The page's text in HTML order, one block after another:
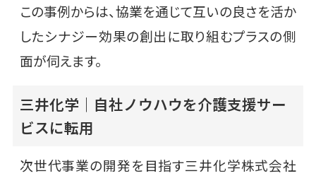
この事例からは、協業を通じて互いの良さを活か
したシナジー効果の創出に取り組むプラスの側
面が伺えます。
三井化学｜自社ノウハウを介護支援サー
ビスに転用
次世代事業の開発を目指す三井化学株式会社